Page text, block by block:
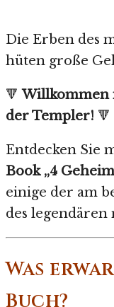
Die Erben des
hüten große
🔻Willkommen
der Templer! 🔻
Entdecken Sie
Book „4
einige der am
des
Was
Buch?